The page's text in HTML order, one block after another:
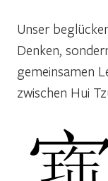
Unser
Denken,
gemeinsamen
zwischen Hui